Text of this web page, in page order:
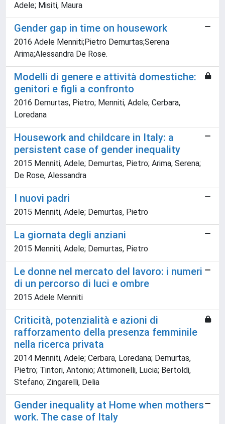
Adele; Misiti, Maura
Gender gap in time on housework
2016 Adele Menniti;Pietro Demurtas;Serena
Arima;Alessandra De Rose.
Modelli di genere e attività domestiche:
genitori e figli a confronto
2016 Demurtas, Pietro; Menniti, Adele; Cerbara,
Loredana
Housework and childcare in Italy: a
persistent case of gender inequality
2015 Menniti, Adele; Demurtas, Pietro; Arima, Serena;
De Rose, Alessandra
I nuovi padri
2015 Menniti, Adele; Demurtas, Pietro
La giornata degli anziani
2015 Menniti, Adele; Demurtas, Pietro
Le donne nel mercato del lavoro: i numeri
di un percorso di luci e ombre
2015 Adele Menniti
Criticità, potenzialità e azioni di
rafforzamento della presenza femminile
nella ricerca privata
2014 Menniti, Adele; Cerbara, Loredana; Demurtas,
Pietro; Tintori, Antonio; Attimonelli, Lucia; Bertoldi,
Stefano; Zingarelli, Delia
Gender inequality at Home when mothers
work. The case of Italy